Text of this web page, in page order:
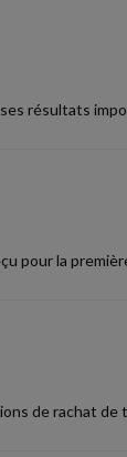
résultats
pour la
de rachat de